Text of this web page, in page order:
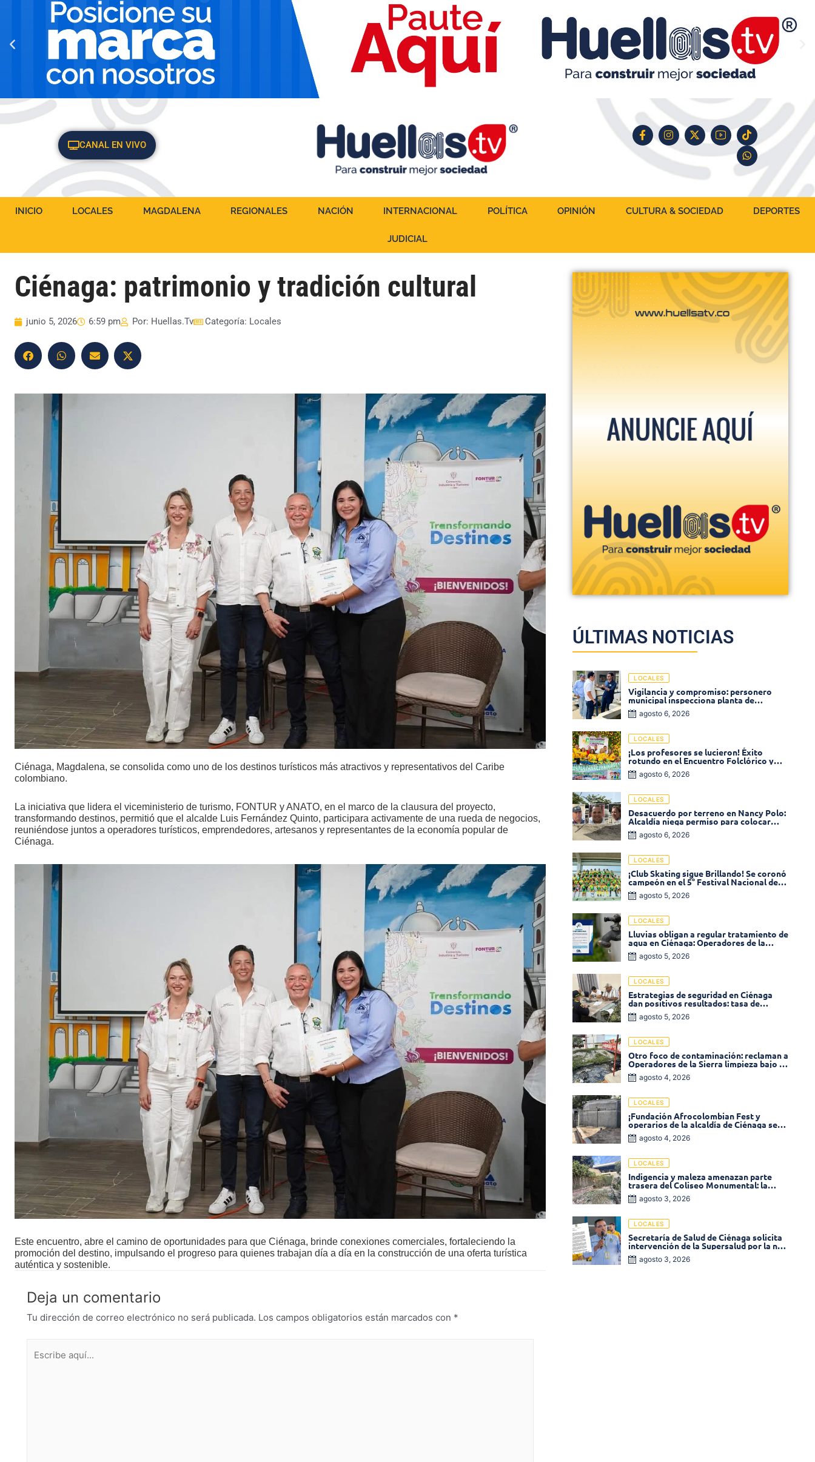
CANAL EN VIVO
INICIO LOCALES MAGDALENA REGIONALES NACIÓN INTERNACIONAL POLÍTICA OPINIÓN CULTURA & SOCIEDAD DEPORTES
JUDICIAL
Ciénaga: patrimonio y tradición cultural
junio 5, 2026 6:59 pm Por: Huellas.Tv Categoría: Locales
Ciénaga, Magdalena, se consolida como uno de los destinos turísticos más atractivos y representativos del Caribe
colombiano.
La iniciativa que lidera el viceministerio de turismo, FONTUR y ANATO, en el marco de la clausura del proyecto,
transformando destinos, permitió que el alcalde Luis Fernández Quinto, participara activamente de una rueda de negocios,
reuniéndose juntos a operadores turísticos, emprendedores, artesanos y representantes de la economía popular de
Ciénaga.
Este encuentro, abre el camino de oportunidades para que Ciénaga, brinde conexiones comerciales, fortaleciendo la
promoción del destino, impulsando el progreso para quienes trabajan día a día en la construcción de una oferta turística
auténtica y sostenible.
Deja un comentario
Tu dirección de correo electrónico no será publicada. Los campos obligatorios están marcados con *
ÚLTIMAS NOTICIAS
LOCALES
Vigilancia y compromiso: personero
municipal inspecciona planta de
tratamiento de agua
agosto 6, 2026
LOCALES
¡Los profesores se lucieron! Éxito
rotundo en el Encuentro Folclórico y
Cultural del Magisterio 2026 en Ciénaga
agosto 6, 2026
LOCALES
Desacuerdo por terreno en Nancy Polo:
Alcaldía niega permiso para colocar
venta de comidas
agosto 6, 2026
LOCALES
¡Club Skating sigue Brillando! Se coronó
campeón en el 5° Festival Nacional de
Patinaje «Soledad sobre Ruedas»
agosto 5, 2026
LOCALES
Lluvias obligan a regular tratamiento de
agua en Ciénaga: Operadores de la
Sierra anuncia baja presión en varios
sectores
agosto 5, 2026
LOCALES
Estrategias de seguridad en Ciénaga
dan positivos resultados: tasa de
homicidios disminuyó un 58% en 2026
agosto 5, 2026
LOCALES
Otro foco de contaminación: reclaman a
Operadores de la Sierra limpieza bajo el
puente de la calle 19 con carrera 11
agosto 4, 2026
LOCALES
¡Fundación Afrocolombian Fest y
operarios de la alcaldía de Ciénaga se
ponen la 10! Realizan limpieza de la
parte posterior del Coliseo
agosto 4, 2026
LOCALES
Indigencia y maleza amenazan parte
trasera del Coliseo Monumental: la
comunidad exige acción inmediata!
agosto 3, 2026
LOCALES
Secretaría de Salud de Ciénaga solicita
intervención de la Supersalud por la no
entrega de medicamentos en las EPS
agosto 3, 2026